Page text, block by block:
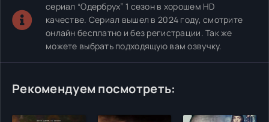
сериал “Одербрух” 1 сезон в хорошем HD
качестве. Сериал вышел в 2024 году, смотрите
онлайн бесплатно и без регистрации. Так же
можете выбрать подходящую вам озвучку.
Рекомендуем посмотреть: